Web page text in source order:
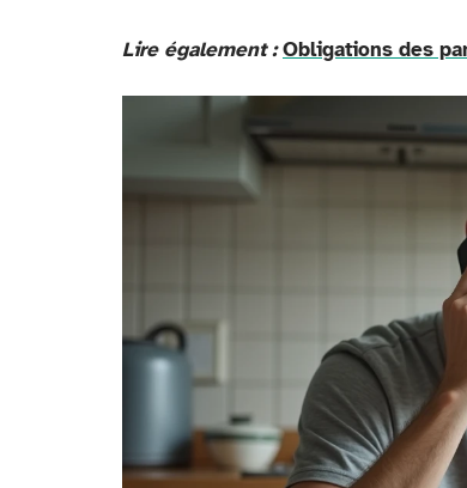
Lire également : Obligations des